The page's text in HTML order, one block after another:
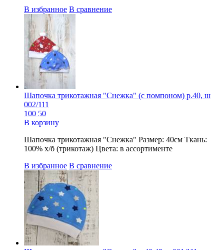
В избранное В сравнение
Шапочка трикотажная "Снежка" (с помпоном) р.40, ш
002/111
100 50
В корзину
Шапочка трикотажная "Снежка" Размер: 40см Ткань:
100% х/б (трикотаж) Цвета: в ассортименте
В избранное В сравнение